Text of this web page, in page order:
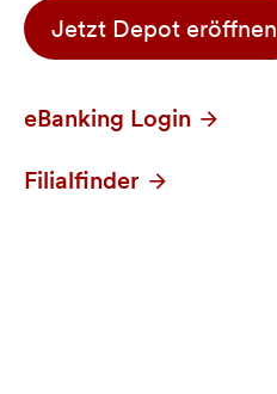
Jetzt Depot eröffnen
eBanking Login
Filialfinder